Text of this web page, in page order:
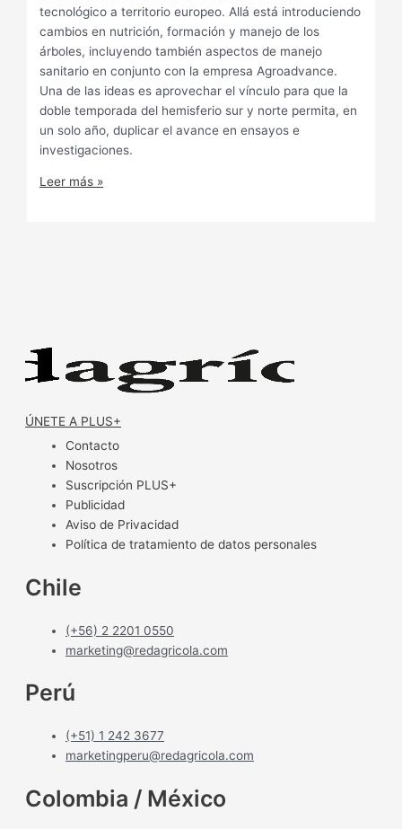
tecnológico a territorio europeo. Allá está introduciendo
cambios en nutrición, formación y manejo de los
árboles, incluyendo también aspectos de manejo
sanitario en conjunto con la empresa Agroadvance.
Una de las ideas es aprovechar el vínculo para que la
doble temporada del hemisferio sur y norte permita, en
un solo año, duplicar el avance en ensayos e
investigaciones.
Leer más »
ÚNETE A PLUS+
Contacto
Nosotros
Suscripción PLUS+
Publicidad
Aviso de Privacidad
Política de tratamiento de datos personales
Chile
(+56) 2 2201 0550
marketing@redagricola.com
Perú
(+51) 1 242 3677
marketingperu@redagricola.com
Colombia / México